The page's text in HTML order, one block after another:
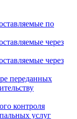
по
через
через
переданных
контроля
услуг